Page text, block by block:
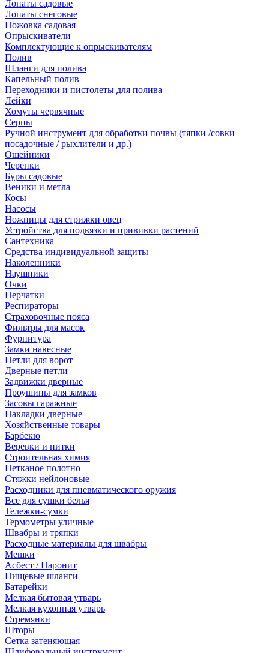
Лопаты садовые
Лопаты снеговые
Ножовка садовая
Опрыскиватели
Комплектующие к опрыскивателям
Полив
Шланги для полива
Капельный полив
Переходники и пистолеты для полива
Лейки
Хомуты червячные
Серпы
Ручной инструмент для обработки почвы (тяпки /совки
посадочные / рыхлители и др.)
Ошейники
Черенки
Буры садовые
Веники и метла
Косы
Насосы
Ножницы для стрижки овец
Устройства для подвязки и прививки растений
Сантехника
Средства индивидуальной защиты
Наколенники
Наушники
Очки
Перчатки
Респираторы
Страховочные пояса
Фильтры для масок
Фурнитура
Замки навесные
Петли для ворот
Дверные петли
Задвижки дверные
Проушины для замков
Засовы гаражные
Накладки дверные
Хозяйственные товары
Барбекю
Веревки и нитки
Строительная химия
Нетканое полотно
Стяжки нейлоновые
Расходники для пневматического оружия
Все для сушки белья
Тележки-сумки
Термометры уличные
Швабры и тряпки
Расходные материалы для швабры
Мешки
Асбест / Паронит
Пищевые шланги
Батарейки
Мелкая бытовая утварь
Мелкая кухонная утварь
Стремянки
Шторы
Сетка затеняющая